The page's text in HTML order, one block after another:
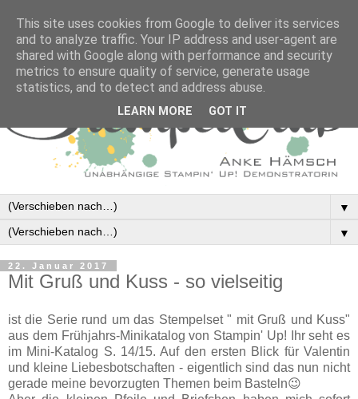
▼
▼
22. Januar 2017
Mit Gruß und Kuss - so vielseitig
ist die Serie rund um das Stempelset " mit Gruß und Kuss"
aus dem Frühjahrs-Minikatalog von Stampin' Up! Ihr seht es
im Mini-Katalog S. 14/15. Auf den ersten Blick für Valentin
und kleine Liebesbotschaften - eigentlich sind das nun nicht
gerade meine bevorzugten Themen beim Basteln😉
This site uses cookies from Google to deliver its services
and to analyze traffic. Your IP address and user-agent are
shared with Google along with performance and security
metrics to ensure quality of service, generate usage
statistics, and to detect and address abuse.
LEARN MORE GOT IT